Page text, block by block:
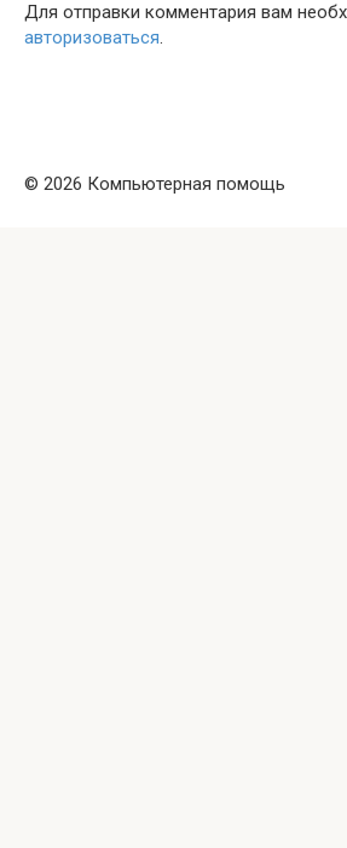
Для отправки комментария вам
авторизоваться.
© 2026 Компьютерная помощь